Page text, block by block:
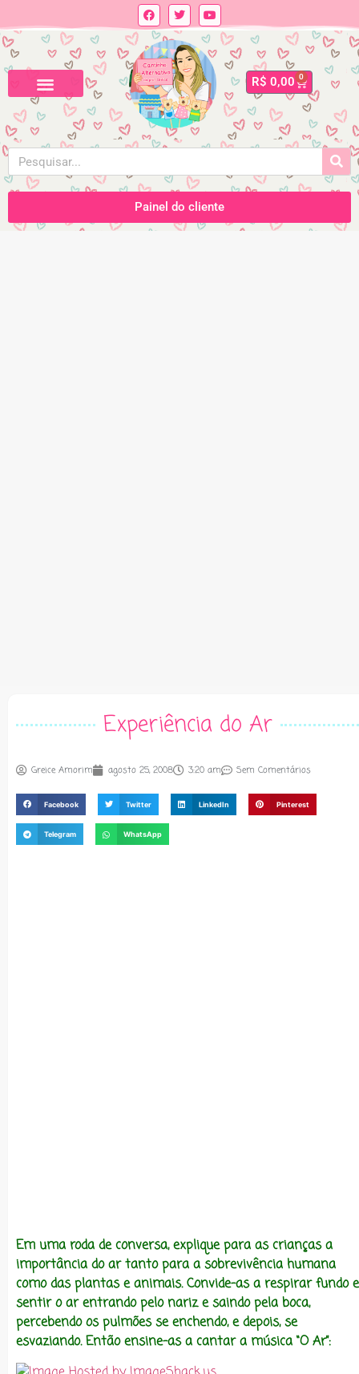
R$ 0,00 0
Painel do cliente
Experiência do Ar
Greice Amorim agosto 25, 2008 3:20 am Sem Comentários
Facebook Twitter LinkedIn Pinterest
Telegram WhatsApp
Em uma roda de conversa, explique para as crianças a
importância do ar tanto para a sobrevivência humana
como das plantas e animais. Convide-as a respirar fundo e
sentir o ar entrando pelo nariz e saindo pela boca,
percebendo os pulmões se enchendo, e depois, se
esvaziando. Então ensine-as a cantar a música “O Ar”: